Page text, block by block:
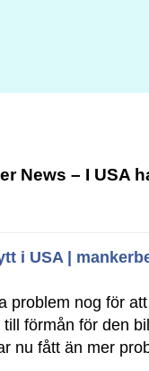
News – I USA
i USA |
problem nog för
förmån för den
nu fått än mer